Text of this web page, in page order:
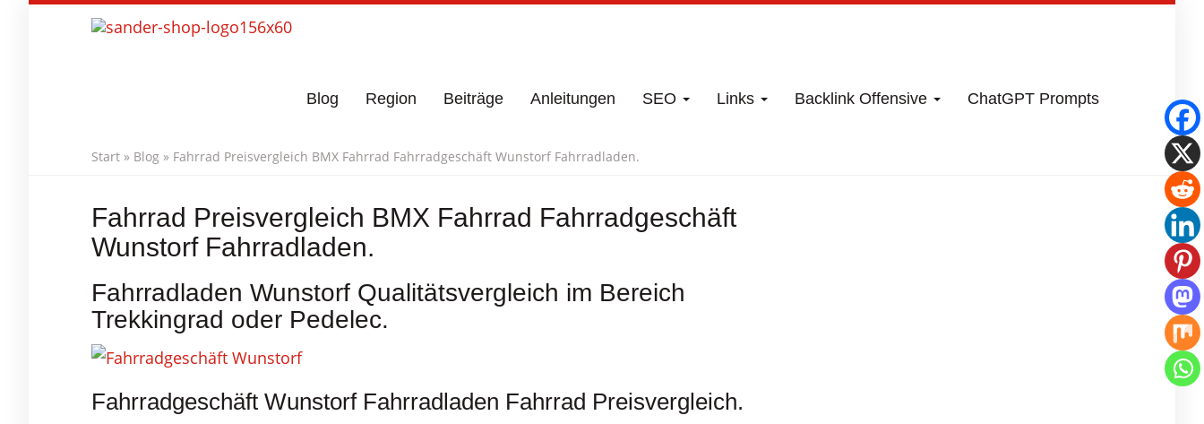
Blog Region Beiträge Anleitungen SEO Links Backlink Offensive ChatGPT Prompts
Start » Blog » Fahrrad Preisvergleich BMX Fahrrad Fahrradgeschäft Wunstorf Fahrradladen.
Fahrrad Preisvergleich BMX Fahrrad Fahrradgeschäft
Wunstorf Fahrradladen.
Fahrradladen Wunstorf Qualitätsvergleich im Bereich
Trekkingrad oder Pedelec.
Fahrradgeschäft Wunstorf Fahrradladen Fahrrad Preisvergleich.